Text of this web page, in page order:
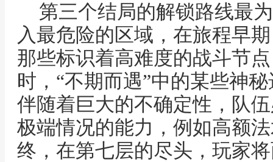
第三个结局的解锁路线最
入最危险的区域，在旅程早
那些标识着高难度的战斗节
时，“不期而遇”中的某些神
伴随着巨大的不确定性，队
极端情况的能力，例如高额
终，在第七层的尽头，玩家